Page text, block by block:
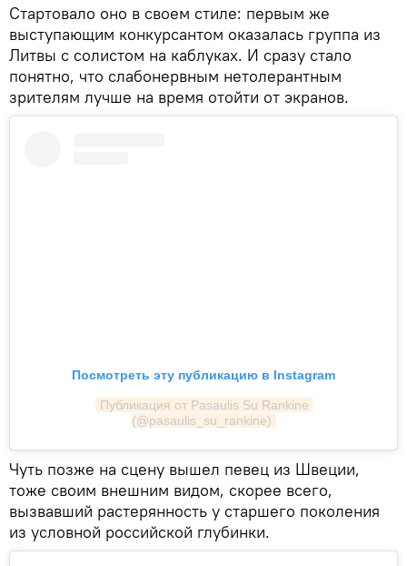
Стартовало оно в своем стиле: первым же
выступающим конкурсантом оказалась группа из
Литвы с солистом на каблуках. И сразу стало
понятно, что слабонервным нетолерантным
зрителям лучше на время отойти от экранов.
Посмотреть эту публикацию в Instagram
Публикация от Pasaulis Su Rankine
(@pasaulis_su_rankine)
Чуть позже на сцену вышел певец из Швеции,
тоже своим внешним видом, скорее всего,
вызвавший растерянность у старшего поколения
из условной российской глубинки.